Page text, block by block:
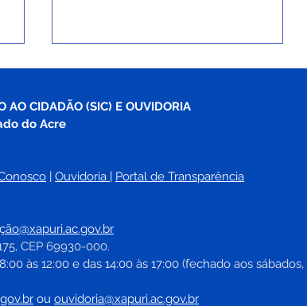
especializado para crianças
autistas e
neurodivergentes
AO CIDADÃO (SIC) E OUVIDORIA
do Acre
| Ouvidoria | Portal de Transparência
CEP 69930-000.
às 12:00 e das 14:00 às 17:00 (fechado aos sábados,
ou ouvidoria@xapuri.ac.gov.br